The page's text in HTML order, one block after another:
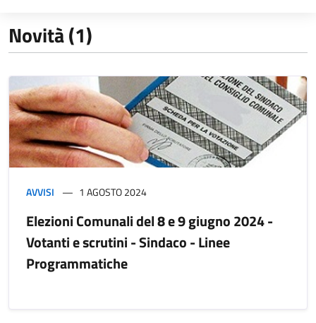
Novità (1)
AVVISI 1 AGOSTO 2024
Elezioni Comunali del 8 e 9 giugno 2024 -
Votanti e scrutini - Sindaco - Linee
Programmatiche